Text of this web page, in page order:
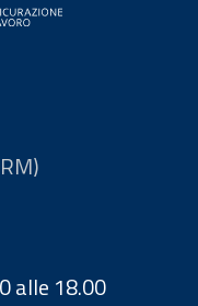
alle 18.00